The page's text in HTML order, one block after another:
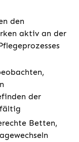
den
aktiv an der
der
Betten,